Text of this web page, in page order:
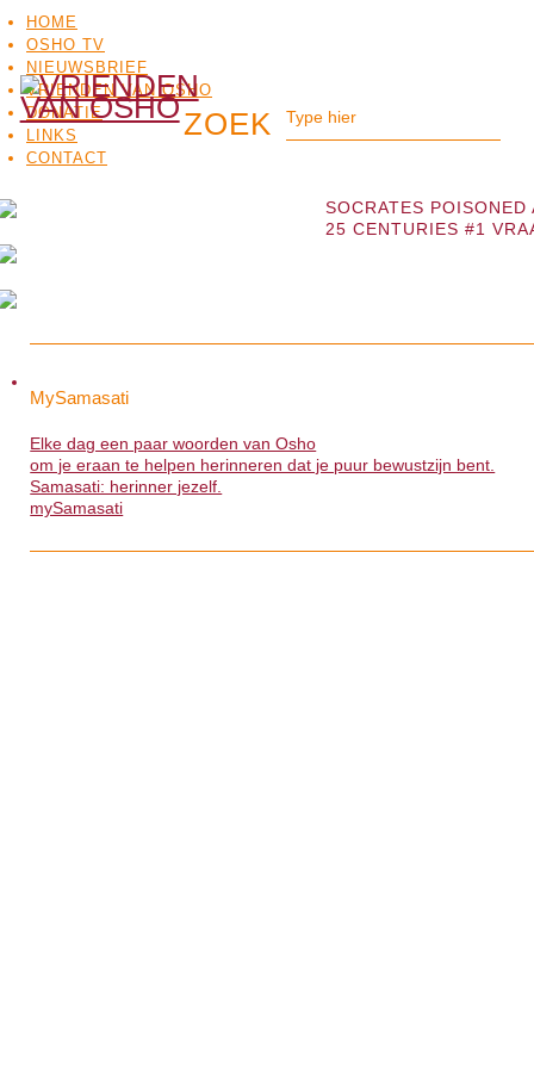
HOME
OSHO TV
NIEUWSBRIEF
VRIENDEN VAN OSHO
DONATIE
LINKS
CONTACT
OSHO
TV
SOCRATES POISONED
25 CENTURIES #1
MySamasati
Elke dag een paar woorden van Osho
om je eraan te helpen herinneren dat je puur bewustzijn bent.
Samasati: herinner jezelf.
mySamasati
MySamasati
Elke dag een paar woorden van Osho
om je eraan te helpen herinneren dat je puur bewustzijn bent.
Samasati: herinner jezelf.
>>>mySamasati